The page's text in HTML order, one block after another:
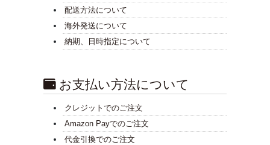
配送方法について
海外発送について
納期、日時指定について
お支払い方法について
クレジットでのご注文
Amazon Payでのご注文
代金引換でのご注文